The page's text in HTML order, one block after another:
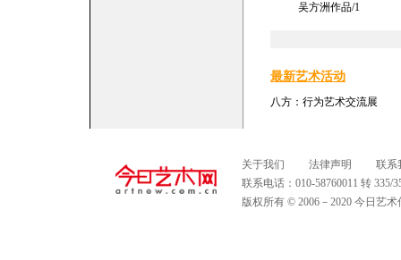
吴方洲作品/1
最新艺术活动
八方：行为艺术交流展
关于我们 法律声明
联系
联系电话：010-58760011 转
版权所有 © 2006－2020 今日艺